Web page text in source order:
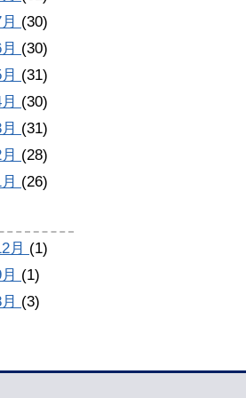
(30)
(30)
(31)
(30)
(31)
(28)
(26)
月 (1)
(1)
(3)